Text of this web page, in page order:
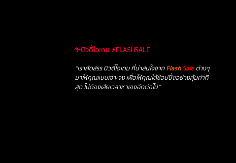
✨บิวตี้ไอเทม ⚡FLASHSALE
“เราคัดสรร บิวตี้ไอเทม ที่น่าสนใจจาก FlashSaleต่างๆ
มาให้คุณแบบเจาะจง เพื่อให้คุณได้ช้อปปิ้งอย่างคุ้มค่าที่
สุด ไม่ต้องเสียเวลาหาเองอีกต่อไป”